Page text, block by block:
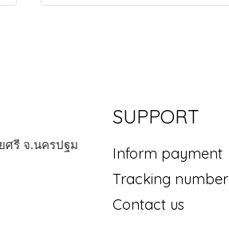
ศรี จ.นครปฐม
SUPPORT
Inform payment
Tracking number
Contact us